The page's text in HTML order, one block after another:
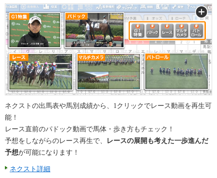
ネクストの出馬表や馬別成績から、1クリックでレース動画を再生可
能！
レース直前のパドック動画で馬体・歩き方もチェック！
予想をしながらのレース再生で、
レースの展開も考えた一歩進んだ
予想が可能になります！
ネクスト詳細